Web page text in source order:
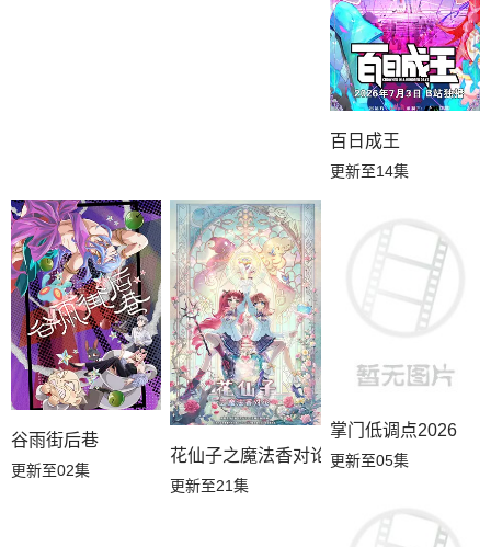
百日成王
更新至14集
谷雨街后巷
更新至02集
花仙子之魔法香对论
更新至21集
掌门低调点2026
更新至05集